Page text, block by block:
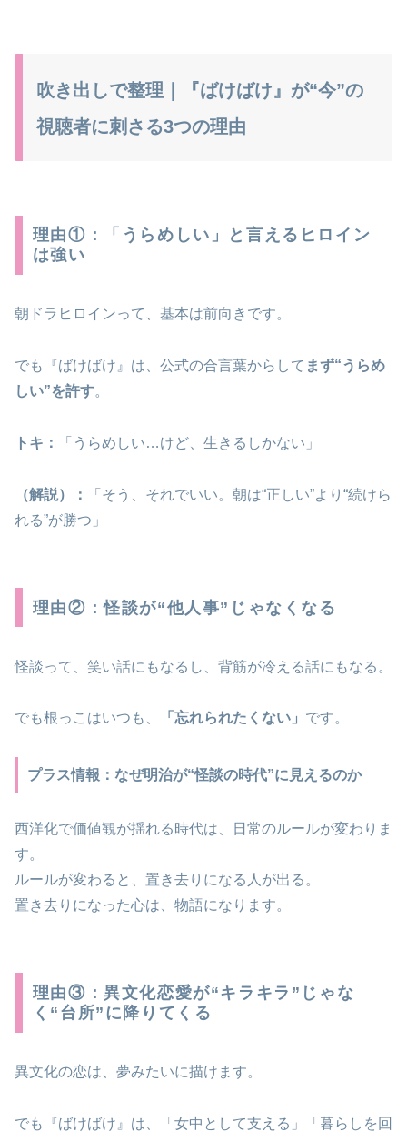
吹き出しで整理｜『ばけばけ』が“今”の
視聴者に刺さる3つの理由
理由①：「うらめしい」と言えるヒロイン
は強い
朝ドラヒロインって、基本は前向きです。
でも『ばけばけ』は、公式の合言葉からして まず“うらめ
しい”を許す。
トキ： 「うらめしい…けど、生きるしかない」
（解説）：
「そう、それでいい。朝は“正しい”より“続けら
れる”が勝つ」
理由②：怪談が“他人事”じゃなくなる
怪談って、笑い話にもなるし、背筋が冷える話にもなる。
でも根っこはいつも、 「忘れられたくない」 です。
プラス情報：なぜ明治が“怪談の時代”に見えるのか
西洋化で価値観が揺れる時代は、日常のルールが変わりま
す。
ルールが変わると、置き去りになる人が出る。
置き去りになった心は、物語になります。
理由③：異文化恋愛が“キラキラ”じゃな
く“台所”に降りてくる
異文化の恋は、夢みたいに描けます。
でも『ばけばけ』は、「女中として支える」「暮らしを回